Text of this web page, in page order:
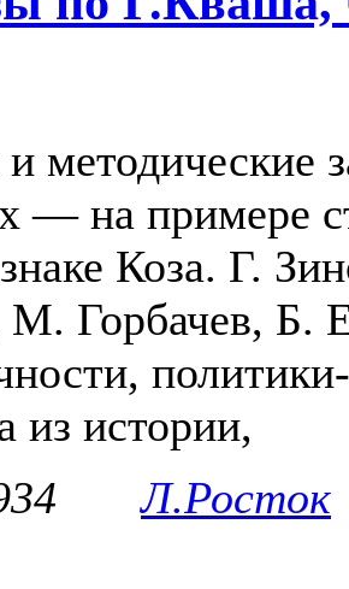
и методические
— на примере
Коза. Г.
М. Горбачев, Б.
из истории,
Л.Росток